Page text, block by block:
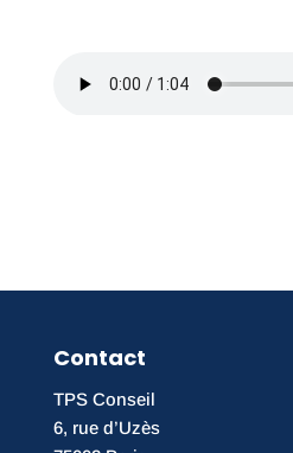
Contact
TPS Conseil
6, rue d’Uzès